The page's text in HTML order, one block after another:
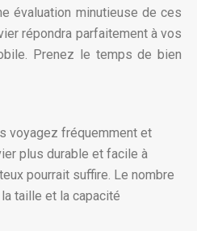
évaluation minutieuse de ces
répondra parfaitement à vos
Prenez le temps de bien
voyagez fréquemment et
plus durable et facile à
pourrait suffire. Le nombre
taille et la capacité